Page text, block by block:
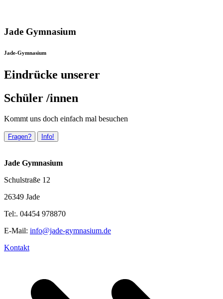
Jade Gymnasium
Jade-Gymnasium
Eindrücke unserer
Schüler /innen
Kommt uns doch einfach mal besuchen
Fragen? Info!
Jade Gymnasium
Schulstraße 12
26349 Jade
Tel:. 04454 978870
E-Mail: info@jade-gymnasium.de
Kontakt